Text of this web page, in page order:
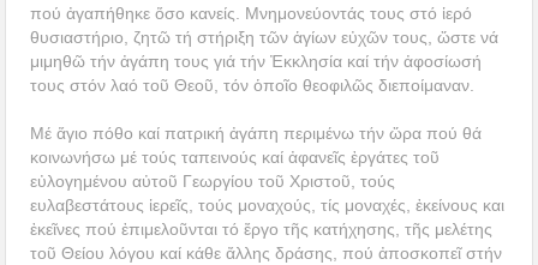
πού ἀγαπήθηκε ὅσο κανείς. Μνημονεύοντάς τους στό ἱερό
θυσιαστήριο, ζητῶ τή στήριξη τῶν ἁγίων εὐχῶν τους, ὥστε νά
μιμηθῶ τήν ἀγάπη τους γιά τήν Ἐκκλησία καί τήν ἀφοσίωσή
τους στόν λαό τοῦ Θεοῦ, τόν ὁποῖο θεοφιλῶς διεποίμαναν.
Μέ ἅγιο πόθο καί πατρική ἀγάπη περιμένω τήν ὥρα πού θά
κοινωνήσω μέ τούς ταπεινούς καί ἀφανεῖς ἐργάτες τοῦ
εὐλογημένου αὐτοῦ Γεωργίου τοῦ Χριστοῦ, τούς
ευλαβεστάτους ἱερεῖς, τούς μοναχούς, τίς μοναχές, ἐκείνους και
ἐκεῖνες πού ἐπιμελοῦνται τό ἔργο τῆς κατήχησης, τῆς μελέτης
τοῦ Θείου λόγου καί κάθε ἄλλης δράσης, πού ἀποσκοπεῖ στήν